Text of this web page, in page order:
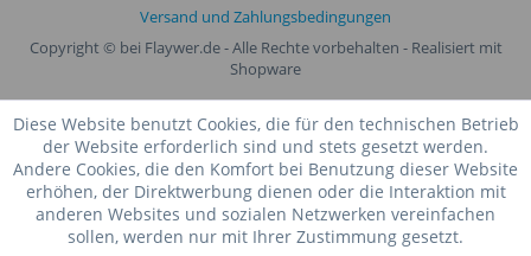
Versand und Zahlungsbedingungen
Copyright © bei Flaywer.de - Alle Rechte vorbehalten - Realisiert mit
Shopware
Diese Website benutzt Cookies, die für den technischen Betrieb
der Website erforderlich sind und stets gesetzt werden.
Andere Cookies, die den Komfort bei Benutzung dieser Website
erhöhen, der Direktwerbung dienen oder die Interaktion mit
anderen Websites und sozialen Netzwerken vereinfachen
sollen, werden nur mit Ihrer Zustimmung gesetzt.